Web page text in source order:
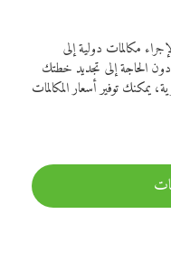
مكالمات دولية إلى
الحاجة إلى تجديد خطتك
توفير أسعار المكالمات